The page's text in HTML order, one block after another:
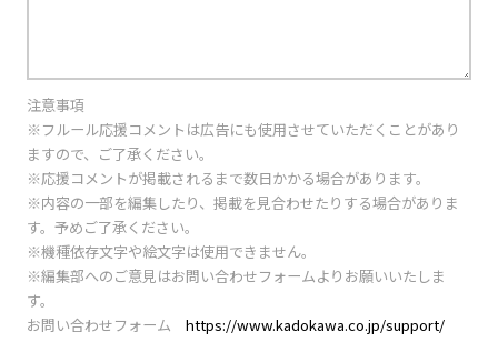
注意事項
※フルール応援コメントは広告にも使用させていただくことがあり
ますので、ご了承ください。
※応援コメントが掲載されるまで数日かかる場合があります。
※内容の一部を編集したり、掲載を見合わせたりする場合がありま
す。予めご了承ください。
※機種依存文字や絵文字は使用できません。
※編集部へのご意見はお問い合わせフォームよりお願いいたしま
す。
お問い合わせフォーム https://www.kadokawa.co.jp/support/